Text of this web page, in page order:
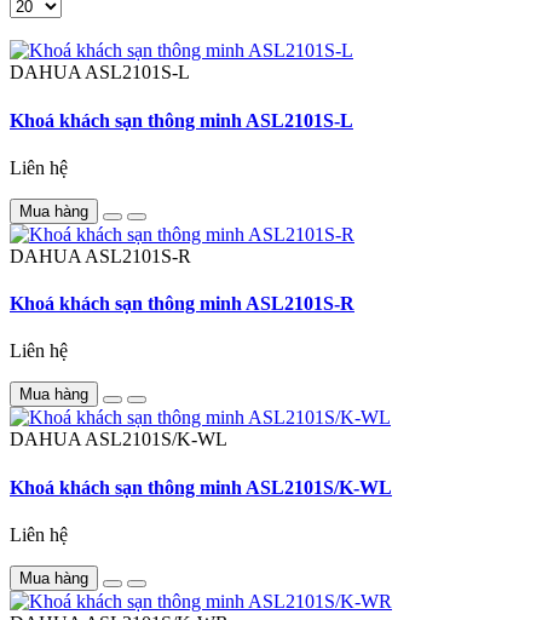
DAHUA ASL2101S-L
Khoá khách sạn thông minh ASL2101S-L
Liên hệ
Mua hàng
DAHUA ASL2101S-R
Khoá khách sạn thông minh ASL2101S-R
Liên hệ
Mua hàng
DAHUA ASL2101S/K-WL
Khoá khách sạn thông minh ASL2101S/K-WL
Liên hệ
Mua hàng